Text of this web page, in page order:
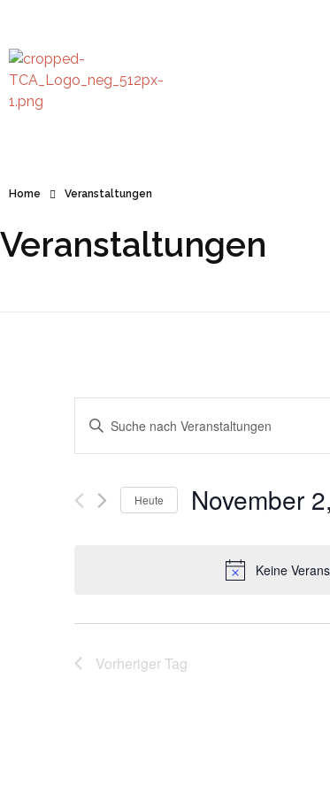
Home Veranstaltungen
Veranstaltungen
Keine
Veranstaltungen
und
Ansichten,
Navigation
Bitte
Suche
nach
Heute November
Vorheriger Tag